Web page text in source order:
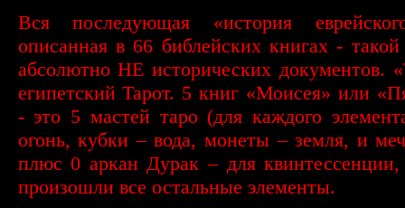
Вся последующая «история
описанная в 66 библейских книгах -
абсолютно НЕ исторических документов.
египетский Тарот. 5 книг «Моисея» или
- это 5 мастей таро (для каждого
огонь, кубки – вода, монеты – земля, и
плюс 0 аркан Дурак – для квинтессенции,
произошли все остальные элементы.